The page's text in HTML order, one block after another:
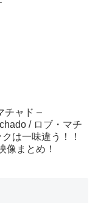
チャド –
/ ロブ・マチ
は一味違う！！
像まとめ！